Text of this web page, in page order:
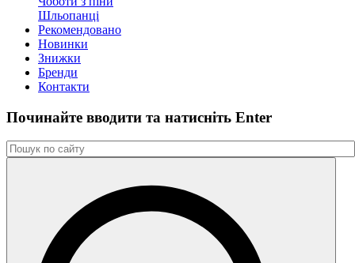
Шльопанці
Рекомендовано
Новинки
Знижки
Бренди
Контакти
Починайте вводити та натиснiть Enter